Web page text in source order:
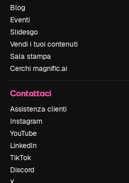
Blog
Eventi
Slidesgo
Vendi i tuoi contenuti
Sala stampa
Cerchi magnific.ai
Contattaci
Assistenza clienti
Instagram
YouTube
LinkedIn
TikTok
Discord